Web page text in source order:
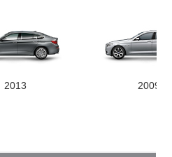
2013 2009